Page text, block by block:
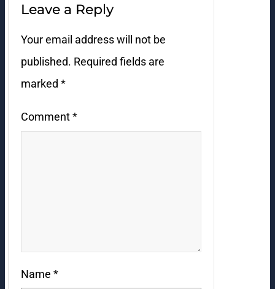
Leave a Reply
Your email address will not be
published. Required fields are
marked *
Comment*
Name *